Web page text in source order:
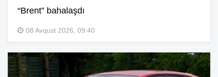
“Brent” bahalaşdı
08 Avqust 2026, 09:40